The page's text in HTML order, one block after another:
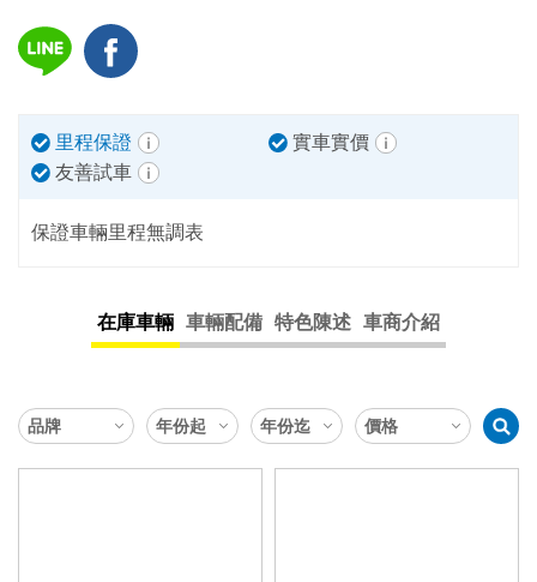
里程保證
實車實價
友善試車
保證車輛里程無調表
在庫車輛 車輛配備 特色陳述 車商介紹